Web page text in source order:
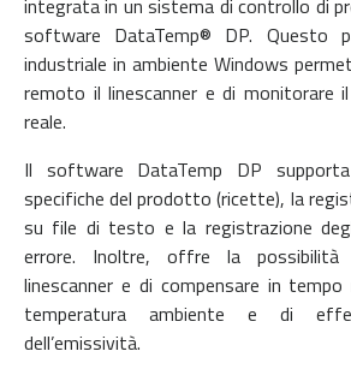
integrata in un sistema di controllo di
software DataTemp® DP. Questo
industriale in ambiente Windows
remoto il linescanner e di monitorare
reale.
Il software DataTemp DP
specifiche del prodotto (ricette), la
su file di testo e la registrazione
errore. Inoltre, offre la possibilità
linescanner e di compensare in
temperatura ambiente e di
dell’emissività.